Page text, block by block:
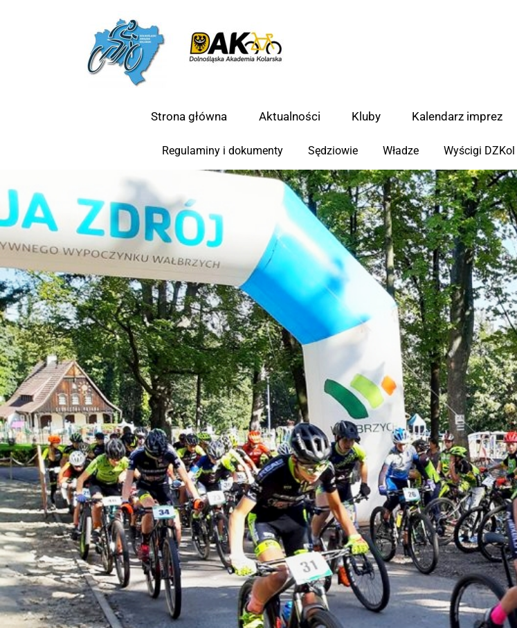
Strona główna Aktualności Kluby Kalendarz imprez
Regulaminy i dokumenty Sędziowie Władze Wyścigi DZKol